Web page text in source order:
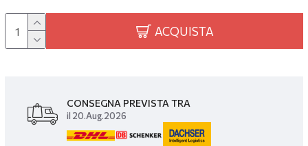
ACQUISTA
CONSEGNA PREVISTA TRA
il 20.Aug.2026